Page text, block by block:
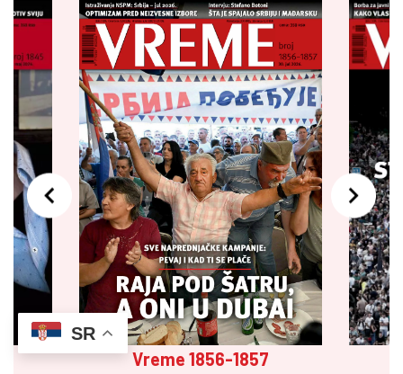
Vreme 1856-1857
SR